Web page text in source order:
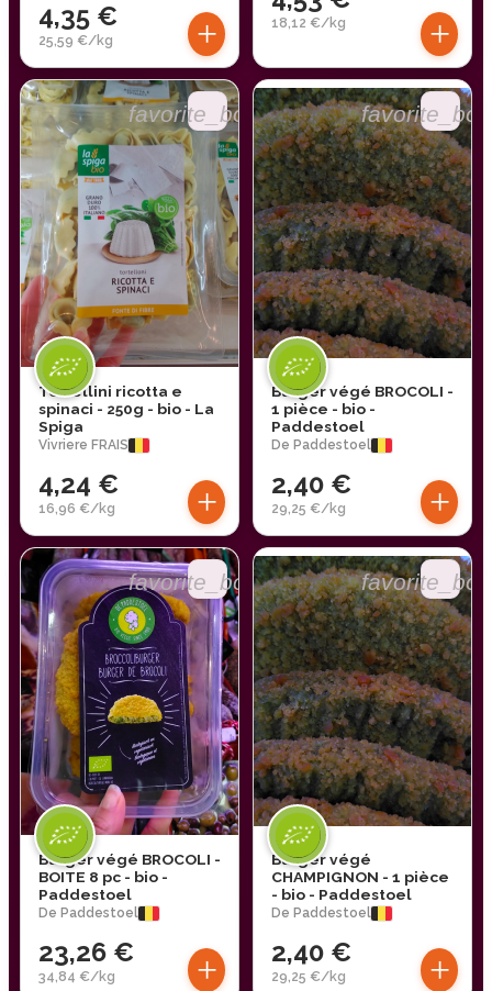
4,35 €
25,59 €/kg + 18,12 €/kg +
favorite_border
Tortellini ricotta e
spinaci - 250g - bio - La
Spiga
Vivriere FRAIS
4,24 €
16,96 €/kg +
Burger végé BROCOLI -
1 pièce - bio -
Paddestoel
De Paddestoel
2,40 €
29,25 €/kg +
favorite_border
Burger végé BROCOLI -
BOITE 8 pc - bio -
Paddestoel
De Paddestoel
23,26 €
34,84 €/kg +
Burger végé
CHAMPIGNON - 1 pièce
- bio - Paddestoel
De Paddestoel
2,40 €
29,25 €/kg +